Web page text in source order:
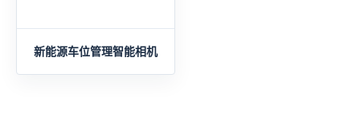
新能源车位管理智能相机